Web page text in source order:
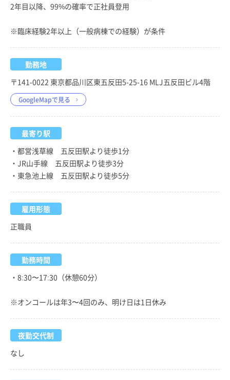
2年目以降、99%の確率で正社員登用
※臨床経験2年以上（一般病棟での経験）が条件
勤務地
〒141-0022 東京都品川区東五反田5-25-16 MLJ五反田ビル4階
GoogleMapで見る
最寄り駅
・都営浅草線 五反田駅より徒歩1分
・JR山手線 五反田駅より徒歩3分
・東急池上線 五反田駅より徒歩5分
雇用形態
正職員
勤務時間
・8:30〜17:30（休憩60分）
※オンコールは年3〜4回のみ、明け日は1日休み
夜勤交代制
なし